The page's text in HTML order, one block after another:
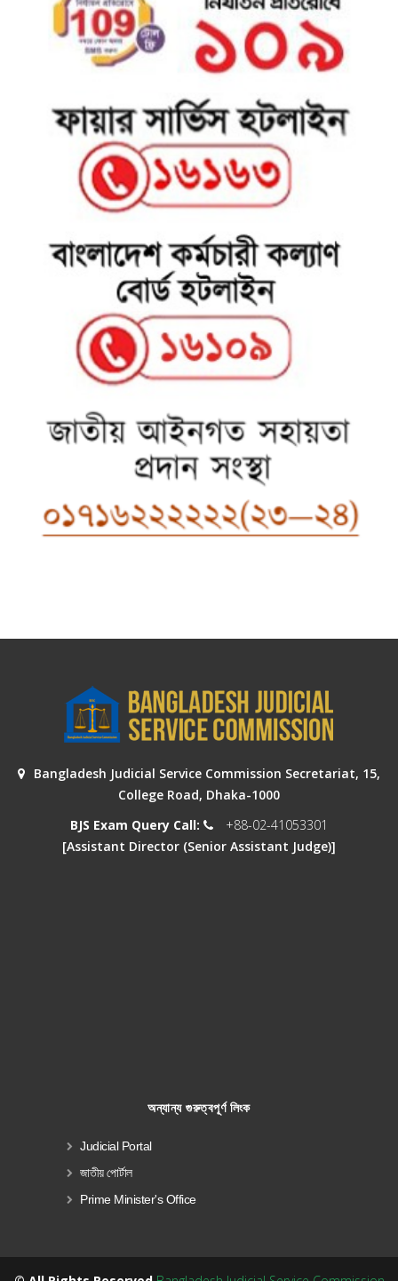
Bangladesh Judicial Service Commission Secretariat, 15,
College Road, Dhaka-1000
BJS Exam Query Call:
+88-02-41053301
[Assistant Director (Senior Assistant Judge)]
অন্যান্য গুরুত্বপূর্ণ লিংক
Judicial Portal
জাতীয় পোর্টাল
Prime Minister's Office